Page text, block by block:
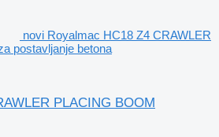
novi Royalmac HC18 Z4 CRAWLER
postavljanje betona
PLACING BOOM